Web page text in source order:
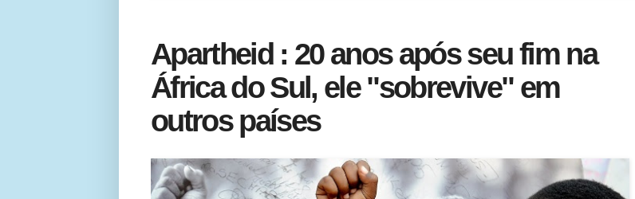
Apartheid : 20 anos após seu fim na
África do Sul, ele "sobrevive" em
outros países